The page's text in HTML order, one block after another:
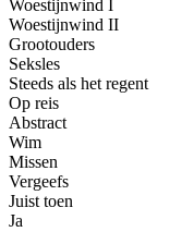
Woestijnwind I
Woestijnwind II
Grootouders
Seksles
Steeds als het regent
Op reis
Abstract
Wim
Missen
Vergeefs
Juist toen
Ja